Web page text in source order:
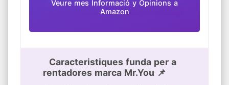
Veure mes Informació y Opinions a
Amazon
Caracteristiques funda per a
rentadores marca Mr.You 📌